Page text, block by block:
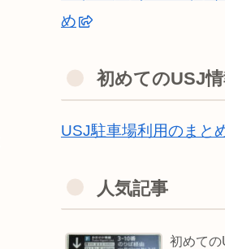
め
初めてのUSJ
USJ駐車場利用のまと
人気記事
初めて